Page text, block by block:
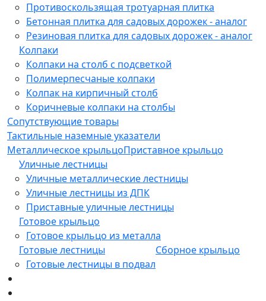
Противоскользящая тротуарная плитка
Бетонная плитка для садовых дорожек - аналог
Резиновая плитка для садовых дорожек - аналог
Колпаки
Колпаки на столб с подсветкой
Полимерпесчаные колпаки
Колпак на кирпичный столб
Коричневые колпаки на столбы
Сопутствующие товары
Тактильные наземные указатели
Металлическое крыльцоПриставное крыльцо
Уличные лестницы
Уличные металлические лестницы
Уличные лестницы из ДПК
Приставные уличные лестницы
Готовое крыльцо
Готовое крыльцо из металла
Готовые лестницы
Готовые лестницы в подвал
Сборное крыльцо